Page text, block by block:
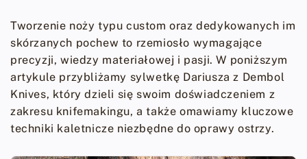
Tworzenie noży typu custom oraz dedykowanych im
skórzanych pochew to rzemiosło wymagające
precyzji, wiedzy materiałowej i pasji. W poniższym
artykule przybliżamy sylwetkę Dariusza z Dembol
Knives, który dzieli się swoim doświadczeniem z
zakresu knifemakingu, a także omawiamy kluczowe
techniki kaletnicze niezbędne do oprawy ostrzy.